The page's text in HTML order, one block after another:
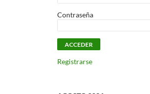
Contraseña
Registrarse